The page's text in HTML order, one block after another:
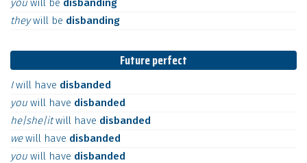
you will be disbanding
theywill be disbanding
Future perfect
Iwill have disbanded
you will have disbanded
he|she|itwill have disbanded
wewill have disbanded
you will have disbanded